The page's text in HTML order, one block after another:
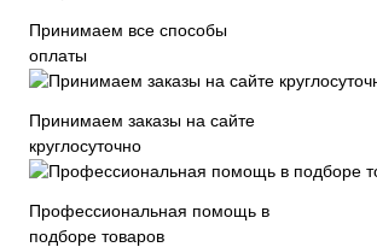
Принимаем все способы
оплаты
Принимаем заказы на сайте
круглосуточно
Профессиональная помощь в
подборе товаров